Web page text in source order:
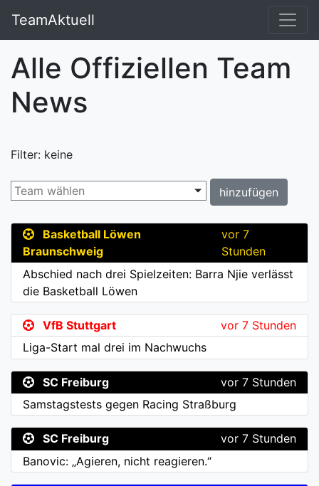
TeamAktuell
Alle Offiziellen Team
News
Filter: keine
hinzufügen
Basketball Löwen
Braunschweig
vor 7
Stunden
Abschied nach drei Spielzeiten: Barra Njie verlässt
die Basketball Löwen
VfB Stuttgart
vor 7 Stunden
Liga-Start mal drei im Nachwuchs
SC Freiburg
vor 7 Stunden
Samstagstests gegen Racing Straßburg
SC Freiburg
vor 7 Stunden
Banovic: „Agieren, nicht reagieren.“